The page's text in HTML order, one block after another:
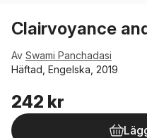
Clairvoyance
Av Swami Panchadasi
Häftad, Engelska, 2019
242 kr